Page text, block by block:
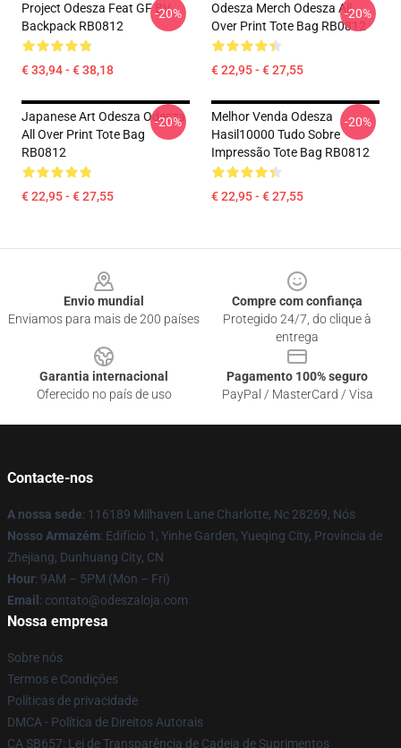
Project Odesza Feat GF BV
Backpack RB0812
€ 33,94 - € 38,18
-20%
Odesza Merch Odesza All
Over Print Tote Bag RB0812
€ 22,95 - € 27,55
-20%
Japanese Art Odesza Odesza
All Over Print Tote Bag
RB0812
€ 22,95 - € 27,55
-20%
Melhor Venda Odesza
Hasil10000 Tudo Sobre
Impressão Tote Bag RB0812
€ 22,95 - € 27,55
-20%
Envio mundial
Enviamos para mais de 200 países
Compre com confiança
Protegido 24/7, do clique à
entrega
Garantia internacional
Oferecido no país de uso
Pagamento 100% seguro
PayPal / MasterCard / Visa
Contacte-nos
A nossa sede: 116189 Milhaven Lane Charlotte, Nc 28269, Nós
Nosso Armazém: Edifício 1, Yinhe Garden, Yueqing City, Província de
Zhejiang, Dunhuang City, CN
Hour: 9AM – 5PM (Mon – Fri)
Email : contato@odeszaloja.com
Nossa empresa
Sobre nós
Termos e Condições
Políticas de privacidade
DMCA - Política de Direitos Autorais
CA SB657: Lei de Transparência de Cadeia de Suprimentos